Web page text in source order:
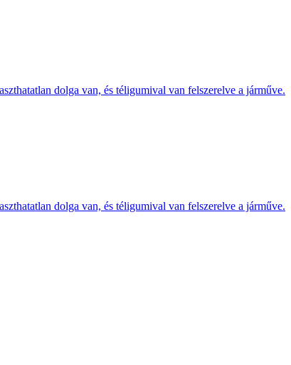
dolga van, és téligumival van felszerelve a járműve.
dolga van, és téligumival van felszerelve a járműve.